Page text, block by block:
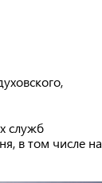
служб
в том числе на